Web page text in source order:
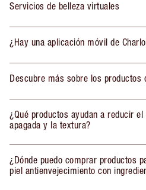
Servicios de belleza virtuales
¿Hay una aplicación móvil de
Descubre más sobre los productos
¿Qué productos ayudan a reducir el
apagada y la textura?
¿Dónde puedo comprar productos
piel antienvejecimiento con